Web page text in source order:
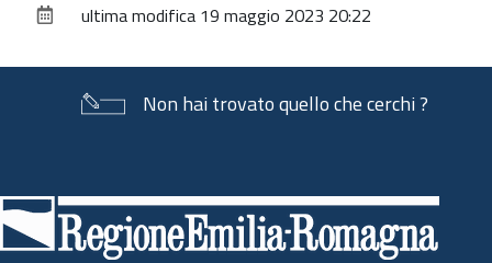
documentoultima modifica 19 maggio 2023 20:22
Non hai trovato quello che cerchi ?
di
pagina